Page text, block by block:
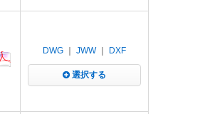
DWG JWW｜ DXF
選択する